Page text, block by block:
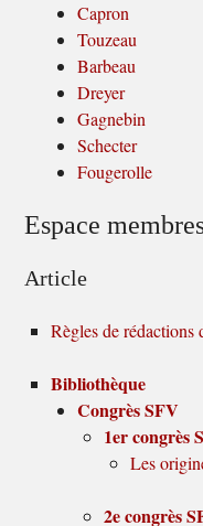
Capron
Touzeau
Barbeau
Dreyer
Gagnebin
Schecter
Fougerolle
Espace
Article
Règles de
Bibliothèque
Congrès SFV
1er congrès
Les
2e congrès